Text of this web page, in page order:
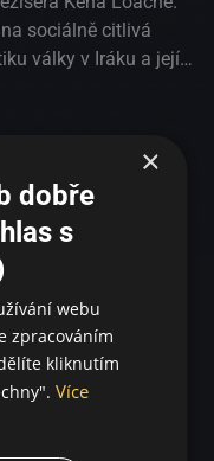
sociálně citlivá
války v Iráku a její
armády,
nebyla připravená
×
dobře
s
webu
zpracováním
kliknutím
Více